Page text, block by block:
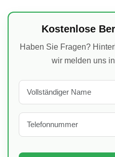
Kostenlose
Haben Sie Fragen?
wir melden uns